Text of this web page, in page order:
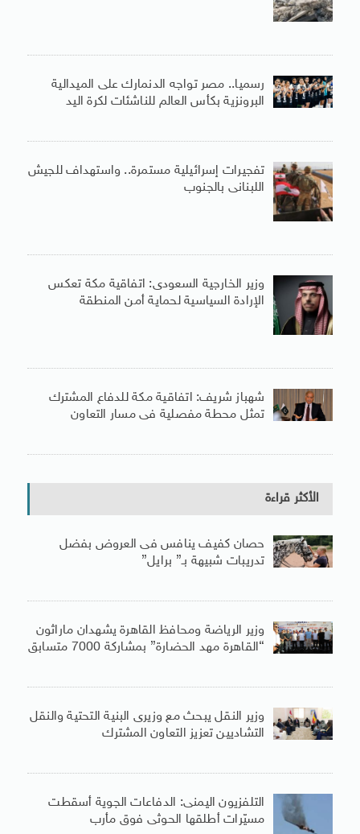
رسميا.. مصر تواجه الدنمارك على الميدالية
البرونزية بكأس العالم للناشئات لكرة اليد
تفجيرات إسرائيلية مستمرة.. واستهداف للجيش
اللبنانى بالجنوب
وزير الخارجية السعودى: اتفاقية مكة تعكس
الإرادة السياسية لحماية أمن المنطقة
شهباز شريف: اتفاقية مكة للدفاع المشترك
تمثل محطة مفصلية فى مسار التعاون
الأكثر قراءة
حصان كفيف ينافس فى العروض بفضل
تدريبات شبيهة بـ” برايل”
وزير الرياضة ومحافظ القاهرة يشهدان ماراثون
“القاهرة مهد الحضارة” بمشاركة 7000 متسابق
وزير النقل يبحث مع وزيرى البنية التحتية والنقل
التشاديين تعزيز التعاون المشترك
التلفزيون اليمنى: الدفاعات الجوية أسقطت
مسيّرات أطلقها الحوثى فوق مأرب